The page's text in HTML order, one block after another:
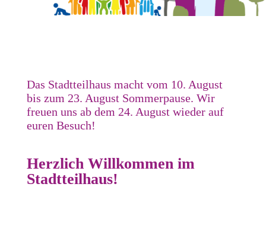
Das Stadtteilhaus macht vom 10. August
bis zum 23. August Sommerpause. Wir
freuen uns ab dem 24. August wieder auf
euren Besuch!
Herzlich Willkommen im
Stadtteilhaus!